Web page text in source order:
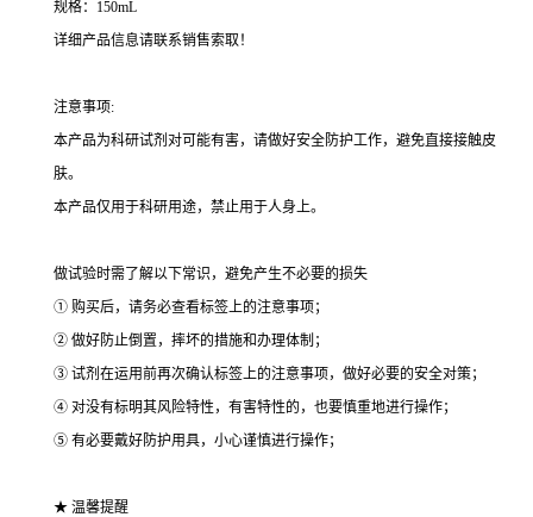
规格：150mL
详细产品信息请联系销售索取！
注意事项:
本产品为科研试剂对可能有害，请做好安全防护工作，避免直接接触皮
肤。
本产品仅用于科研用途，禁止用于人身上。
做试验时需了解以下常识，避免产生不必要的损失
① 购买后，请务必查看标签上的注意事项；
② 做好防止倒置，摔坏的措施和办理体制；
③ 试剂在运用前再次确认标签上的注意事项，做好必要的安全对策；
④ 对没有标明其风险特性，有害特性的，也要慎重地进行操作；
⑤ 有必要戴好防护用具，小心谨慎进行操作；
★ 温馨提醒